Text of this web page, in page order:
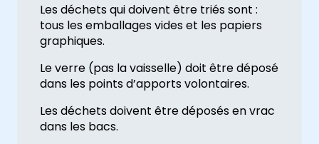
Les déchets qui doivent être triés sont :
tous les emballages vides et les papiers
graphiques.
Le verre (pas la vaisselle) doit être déposé
dans les points d’apports volontaires.
Les déchets doivent être déposés en vrac
dans les bacs.